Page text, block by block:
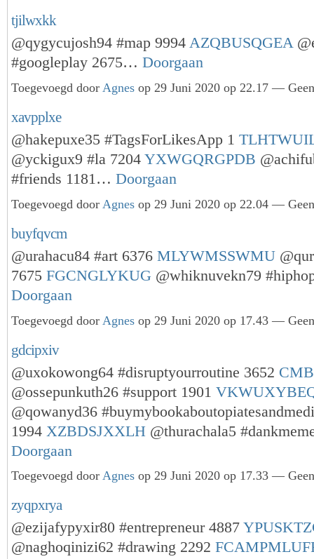
tjilwxkk
@qygycujosh94 #map 9994 AZQBUSQGEA
#googleplay 2675… Doorgaan
Toegevoegd door Agnes op 29 Juni 2020 op 22.17 —
xavpplxe
@hakepuxe35 #TagsForLikesApp 1
@yckigux9 #la 7204 YXWGQRGPDB
#friends 1181… Doorgaan
Toegevoegd door Agnes op 29 Juni 2020 op 22.04 —
buyfqvcm
@urahacu84 #art 6376 MLYWMSSWMU
7675 FGCNGLYKUG @whiknuvekn79
Doorgaan
Toegevoegd door Agnes op 29 Juni 2020 op 17.43 —
gdcipxiv
@uxokowong64 #disruptyourroutine 3652
@ossepunkuth26 #support 1901
@qowanyd36
1994 XZBDSJXXLH @thurachala5
Doorgaan
Toegevoegd door Agnes op 29 Juni 2020 op 17.33 —
zyqpxrya
@ezijafypyxir80 #entrepreneur 4887
@naghoqinizi62 #drawing 2292